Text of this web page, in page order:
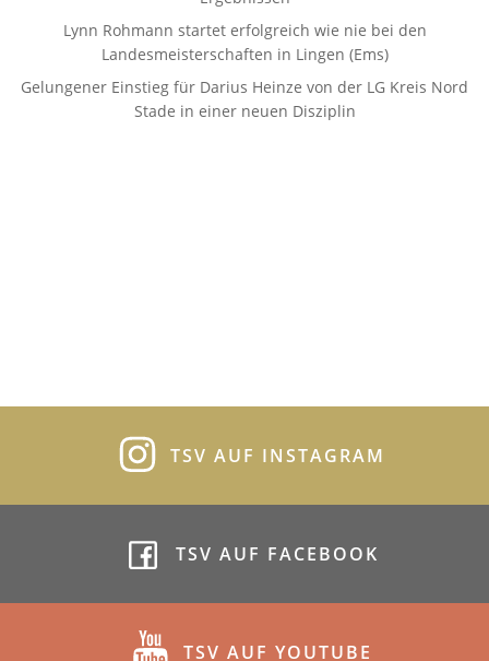
Lynn Rohmann startet erfolgreich wie nie bei den
Landesmeisterschaften in Lingen (Ems)
Gelungener Einstieg für Darius Heinze von der LG Kreis Nord
Stade in einer neuen Disziplin
TSV AUF INSTAGRAM
TSV AUF FACEBOOK
TSV AUF YOUTUBE